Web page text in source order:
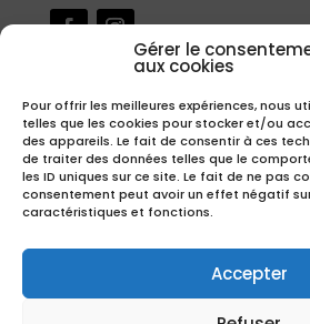
Gérer le
aux cookies
Pour offrir les meilleures expériences, nous
telles que les cookies pour stocker et/ou
des appareils. Le fait de consentir à ces
de traiter des données telles que le
les ID uniques sur ce site. Le fait de ne pas
consentement peut avoir un effet négatif
caractéristiques et fonctions.
Accepter
Inscrivez-vous à notre newsletter pour
exclusives.
S'inscrire